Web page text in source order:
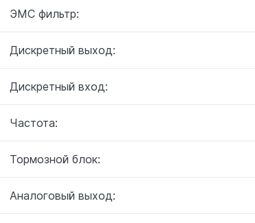
ЭМС фильтр:
Дискретный выход:
Дискретный вход:
Частота:
Тормозной блок:
Аналоговый выход: